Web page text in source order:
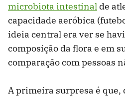
microbiota intestinal de
capacidade aeróbica
ideia central era ver se
composição da flora e em
comparação com pessoas
A primeira surpresa é que,